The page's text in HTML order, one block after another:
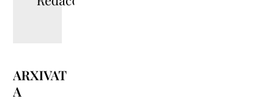
ARXIVAT
A